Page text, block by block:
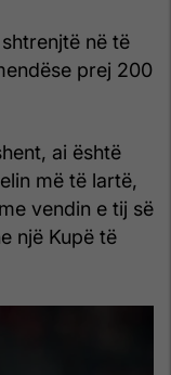
në të
prej 200
ai është
më të lartë,
vendin e tij së
një Kupë të